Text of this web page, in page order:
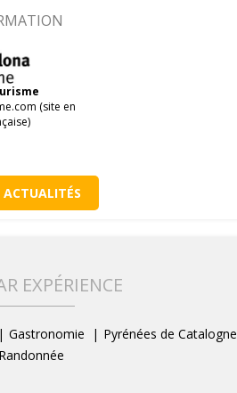
(site en
ACTUALITÉS
EXPÉRIENCE
Gastronomie
Pyrénées de Catalogne
Randonnée